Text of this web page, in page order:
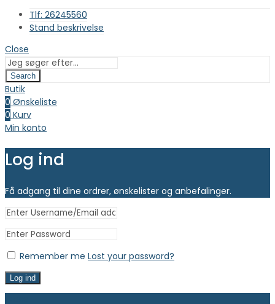
Tlf: 26245560
Stand beskrivelse
Close
Search
Butik
0 Ønskeliste
0 Kurv
Min konto
Log ind
Få adgang til dine ordrer, ønskelister og anbefalinger.
Remember me Lost your password?
Log ind